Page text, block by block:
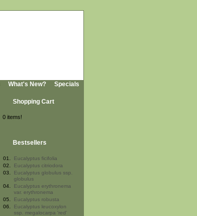
What's New? Specials
Shopping Cart
0 items!
Bestsellers
01.
Eucalyptus ficifolia
02.
Eucalyptus citriodora
03.
Eucalyptus globulus ssp.
globulus
04.
Eucalyptus erythronema
var. erythronema
05.
Eucalyptus robusta
06.
Eucalyptus leucoxylon
ssp. megalocarpa 'red'